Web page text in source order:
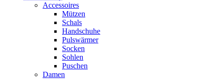
Accessoires
Mützen
Schals
Handschuhe
Pulswärmer
Socken
Sohlen
Puschen
Damen